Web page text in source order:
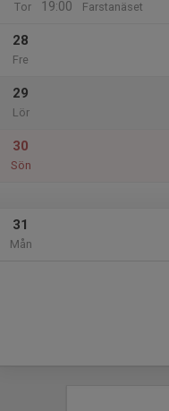
Tor
19:00
Farstanäset
28
Fre
29
Lör
30
Sön
31
Mån